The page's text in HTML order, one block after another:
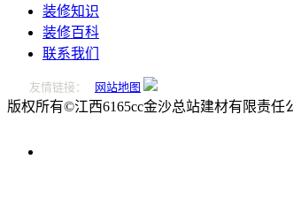
装修知识
装修百科
联系我们
友情链接： 网站地图
版权所有©江西6165cc金沙总站建材有限责任